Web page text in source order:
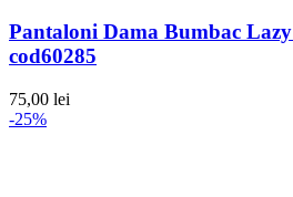
Pantaloni Dama Bumbac
cod60285
75,00 lei
-25%